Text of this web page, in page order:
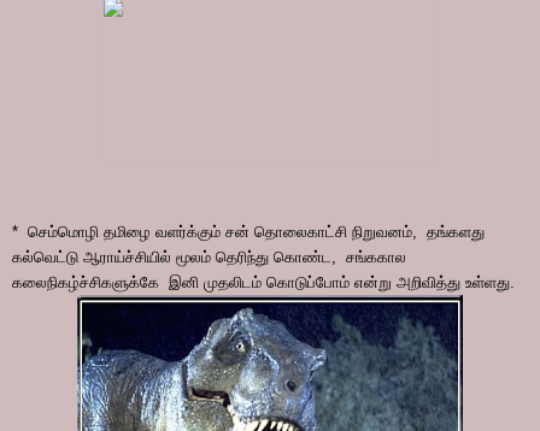
* செம்மொழி தமிழை வளர்க்கும் சன் தொலைகாட்சி நிறுவனம், தங்களது
கல்வெட்டு ஆராய்ச்சியில் மூலம் தெரிந்து கொண்ட, சங்ககால
கலைநிகழ்ச்சிகளுக்கே இனி முதலிடம் கொடுப்போம் என்று அறிவித்து உள்ளது.